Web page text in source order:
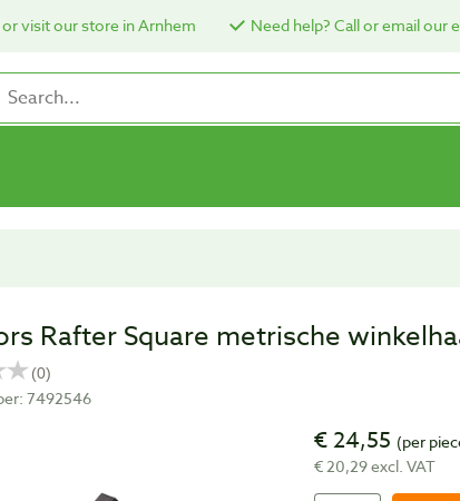
visit our store in Arnhem Need help? Call or email our
Rafter Square metrische
7492546
€ 24,55 (per
€ 20,29 excl. VAT